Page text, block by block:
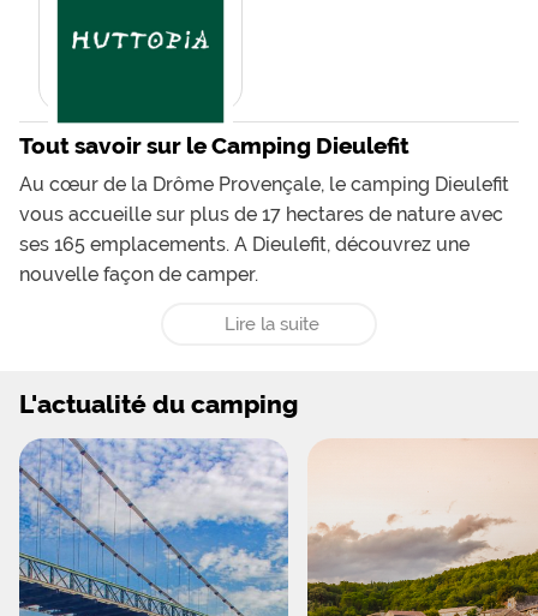
Tout savoir sur le Camping Dieulefit
Au cœur de la Drôme Provençale, le camping Dieulefit
vous accueille sur plus de 17 hectares de nature avec
ses 165 emplacements. A Dieulefit, découvrez une
nouvelle façon de camper.
Lire la suite
L'actualité du camping